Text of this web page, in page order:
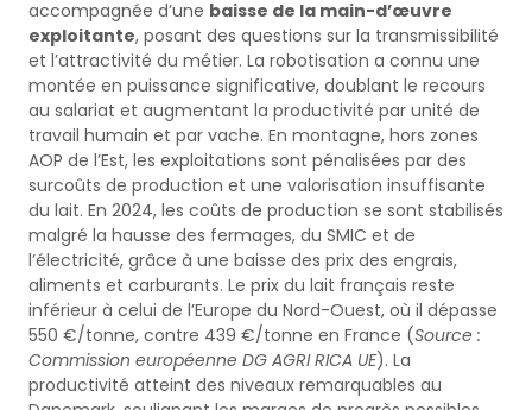
accompagnée d’une baisse de la main-d’œuvre
exploitante, posant des questions sur la transmissibilité
et l’attractivité du métier. La robotisation a connu une
montée en puissance significative, doublant le recours
au salariat et augmentant la productivité par unité de
travail humain et par vache. En montagne, hors zones
AOP de l’Est, les exploitations sont pénalisées par des
surcoûts de production et une valorisation insuffisante
du lait. En 2024, les coûts de production se sont stabilisés
malgré la hausse des fermages, du SMIC et de
l’électricité, grâce à une baisse des prix des engrais,
aliments et carburants. Le prix du lait français reste
inférieur à celui de l’Europe du Nord-Ouest, où il dépasse
550 €/tonne, contre 439 €/tonne en France (Source :
Commission européenne DG AGRI RICA UE). La
productivité atteint des niveaux remarquables au